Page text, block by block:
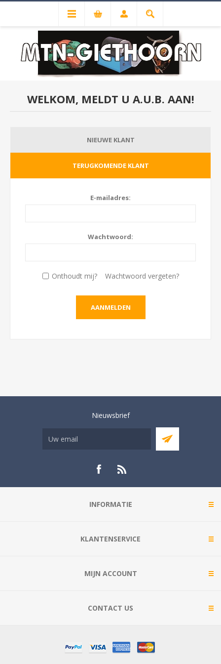
WELKOM, MELDT U A.U.B. AAN!
NIEUWE KLANT
TERUGKOMENDE KLANT
E-mailadres:
Wachtwoord:
Onthoudt mij? Wachtwoord vergeten?
Nieuwsbrief
INFORMATIE
KLANTENSERVICE
MIJN ACCOUNT
CONTACT US